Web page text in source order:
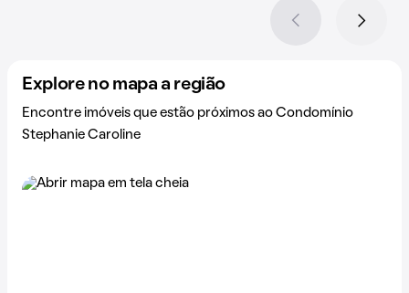
Explore no mapa a região
Encontre imóveis que estão próximos ao Condomínio
Stephanie Caroline